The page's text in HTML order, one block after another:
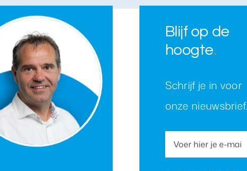
Blijf op de
hoogte.
Schrijf je in voor
onze nieuwsbrief.